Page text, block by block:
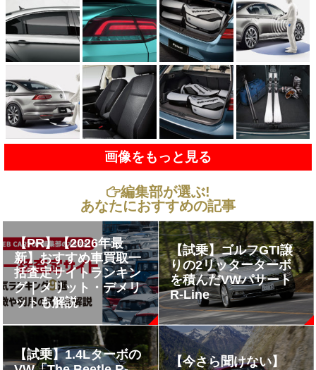
画像をもっと見る
編集部が選ぶ!
あなたにおすすめの記事
【PR】【2026年最
新】おすすめ車買取一
括査定サイトランキン
グ｜メリット・デメリ
ットも解説
【試乗】ゴルフGTI譲
りの2リッターターボ
を積んだVWパサート
R-Line
【試乗】1.4Lターボの
【今さら聞けない】